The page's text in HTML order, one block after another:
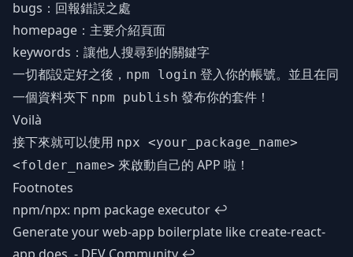
bugs：回報錯誤之處
homepage：主要介紹頁面
keywords：讓他人搜尋到的關鍵字
一切都設定好之後， npm login 登入你的帳號。並且在同
一個資料夾下 npm publish 發布你的套件！
Voilà
接下來就可以使用 npx <your_package_name>
<folder_name> 來啟動自己的 APP 啦！
Footnotes
npm/npx: npm package executor ↩
Generate your web-app boilerplate like create-react-